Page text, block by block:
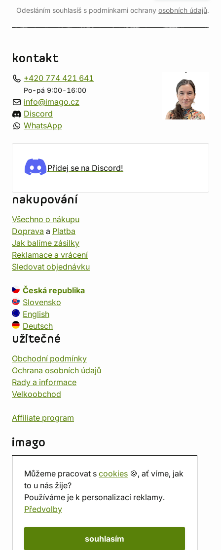
Můžeme pracovat s cookies 🍪, ať víme, jak
to u nás žije?
Používáme je k personalizaci reklamy.
Předvolby
souhlasím
Odesláním souhlasíš s podmínkami ochrany osobních údajů.
kontakt
+420 774 421 641
Po-pá 9:00-16:00
info@imago.cz
Discord
WhatsApp
Přidej se na Discord!
nakupování
Všechno o nákupu
Doprava a Platba
Jak balíme zásilky
Reklamace a vrácení
Sledovat objednávku
Česká republika
Slovensko
English
Deutsch
užitečné
Obchodní podmínky
Ochrana osobních údajů
Rady a informace
Velkoobchod
Affiliate program
imago
Prodejna
Herna
O nás
Hodnocení obchodu